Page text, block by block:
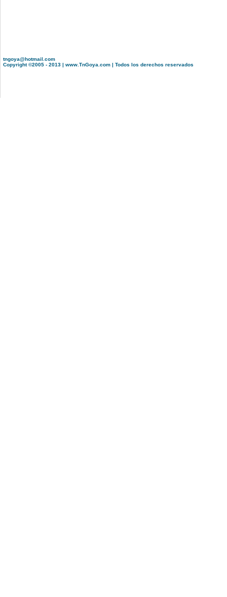
tngoya@hotmail.com
Copyright ©2005 - 2013 | www.TnGoya.com | Todos los derechos reservados